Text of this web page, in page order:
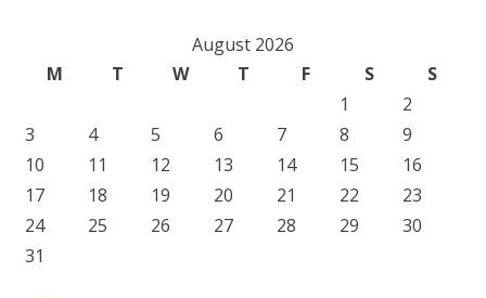
August 2026
M
T W T F S
S
1
2
3
4 5 6 7 8
9
10
11 12 13 14 15
16
17
18 19 20 21 22
23
24
25 26 27 28 29
30
31